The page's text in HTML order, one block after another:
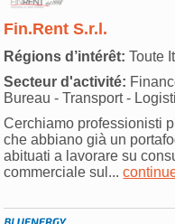
Fin.Rent S.r.l.
Régions d’intérêt: Toute
Secteur d'activité:
Bureau - Transport -
Cerchiamo professionisti
che abbiano già un
abituati a lavorare su
commerciale sul...